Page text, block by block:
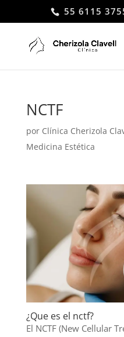
55 6115
NCTF
por Clínica Cherizola
Medicina Estética
¿Que es el nctf?
El NCTF (New Cellular